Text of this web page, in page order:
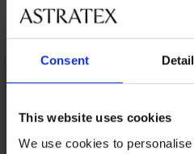
Consent
This website uses cookies
We use cookies to
Misschien